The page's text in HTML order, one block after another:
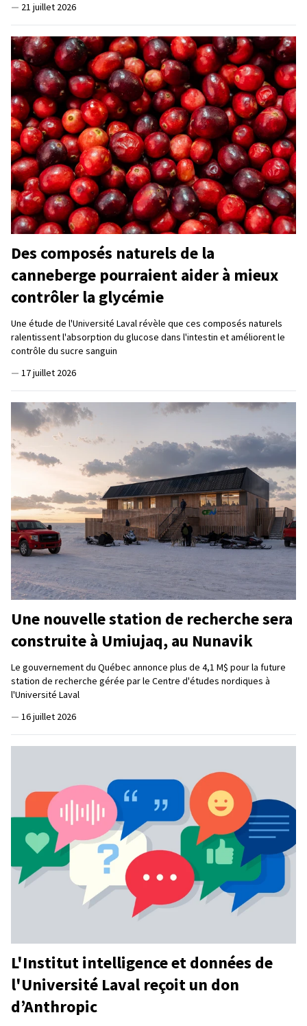
— 21 juillet 2026
Des composés naturels de la
canneberge pourraient aider à mieux
contrôler la glycémie
Une étude de l'Université Laval révèle que ces composés naturels
ralentissent l'absorption du glucose dans l'intestin et améliorent le
contrôle du sucre sanguin
— 17 juillet 2026
Une nouvelle station de recherche sera
construite à Umiujaq, au Nunavik
Le gouvernement du Québec annonce plus de 4,1 M$ pour la future
station de recherche gérée par le Centre d'études nordiques à
l'Université Laval
— 16 juillet 2026
L'Institut intelligence et données de
l'Université Laval reçoit un don
d’Anthropic